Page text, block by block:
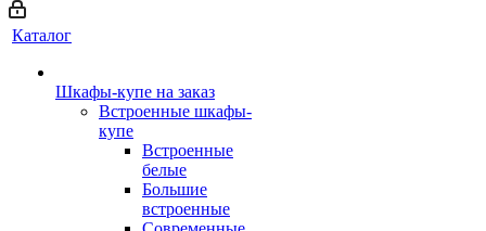
Каталог
Шкафы-купе на заказ
Встроенные шкафы-
купе
Встроенные
белые
Большие
встроенные